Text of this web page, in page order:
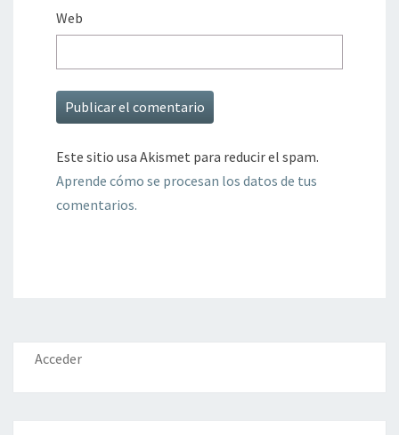
Web
Este sitio usa Akismet para reducir el spam.
Aprende cómo se procesan los datos de tus
comentarios.
Acceder